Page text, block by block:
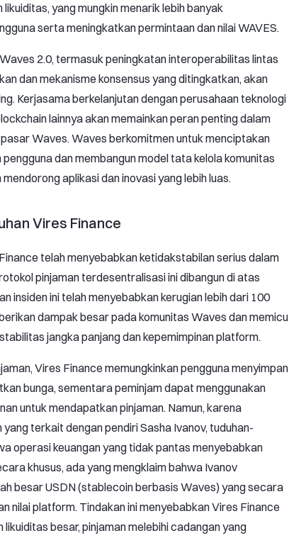
yang mungkin menarik lebih banyak
serta meningkatkan permintaan dan nilai WAVES.
2.0, termasuk peningkatan interoperabilitas lintas
dan mekanisme konsensus yang ditingkatkan, akan
Kerjasama berkelanjutan dengan perusahaan teknologi
lainnya akan memainkan peran penting dalam
Waves. Waves berkomitmen untuk menciptakan
dan membangun model tata kelola komunitas
aplikasi dan inovasi yang lebih luas.
Vires Finance
telah menyebabkan ketidakstabilan serius dalam
pinjaman terdesentralisasi ini dibangun di atas
insiden ini telah menyebabkan kerugian lebih dari 100
dampak besar pada komunitas Waves dan memicu
jangka panjang dan kepemimpinan platform.
Vires Finance memungkinkan pengguna menyimpan
bunga, sementara peminjam dapat menggunakan
untuk mendapatkan pinjaman. Namun, karena
terkait dengan pendiri Sasha Ivanov, tuduhan-
operasi keuangan yang tidak pantas menyebabkan
khusus, ada yang mengklaim bahwa Ivanov
besar USDN (stablecoin berbasis Waves) yang secara
nilai platform. Tindakan ini menyebabkan Vires Finance
likuiditas besar, pinjaman melebihi cadangan yang